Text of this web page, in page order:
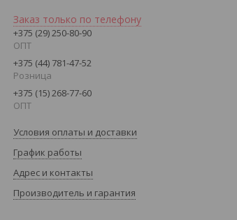
Заказ только по телефону
+375 (29) 250-80-90
ОПТ
+375 (44) 781-47-52
Розница
+375 (15) 268-77-60
ОПТ
Условия оплаты и доставки
График работы
Адрес и контакты
Производитель и гарантия